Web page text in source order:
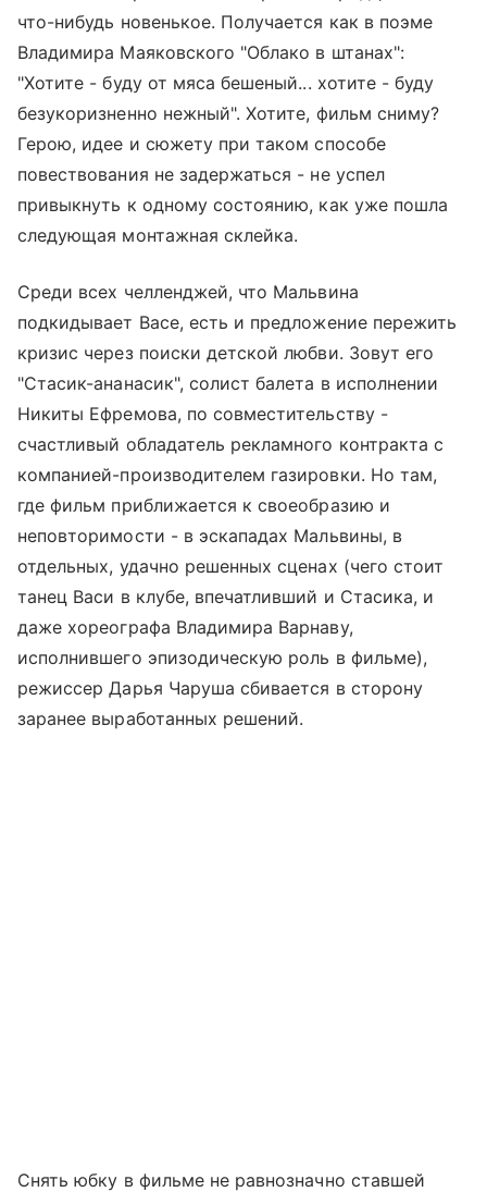
что-нибудь новенькое. Получается как в поэме
Владимира Маяковского "Облако в штанах":
"Хотите - буду от мяса бешеный... хотите - буду
безукоризненно нежный". Хотите, фильм сниму?
Герою, идее и сюжету при таком способе
повествования не задержаться - не успел
привыкнуть к одному состоянию, как уже пошла
следующая монтажная склейка.
Среди всех челленджей, что Мальвина
подкидывает Васе, есть и предложение пережить
кризис через поиски детской любви. Зовут его
"Стасик-ананасик", солист балета в исполнении
Никиты Ефремова, по совместительству -
счастливый обладатель рекламного контракта с
компанией-производителем газировки. Но там,
где фильм приближается к своеобразию и
неповторимости - в эскападах Мальвины, в
отдельных, удачно решенных сценах (чего стоит
танец Васи в клубе, впечатливший и Стасика, и
даже хореографа Владимира Варнаву,
исполнившего эпизодическую роль в фильме),
режиссер Дарья Чаруша сбивается в сторону
заранее выработанных решений.
Снять юбку в фильме не равнозначно ставшей